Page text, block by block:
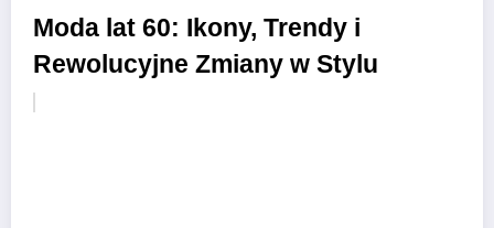
Moda lat 60: Ikony, Trendy i
Rewolucyjne Zmiany w Stylu